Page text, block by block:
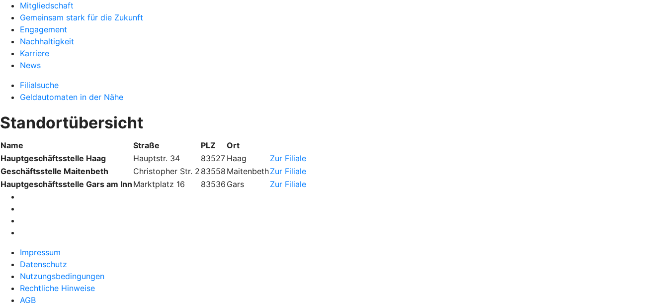
Mitgliedschaft
Gemeinsam stark für die Zukunft
Engagement
Nachhaltigkeit
Karriere
News
Filialsuche
Geldautomaten in der Nähe
Standortübersicht
Name Straße PLZ
Ort
Hauptgeschäftsstelle Haag
Hauptstr. 34 83527 Haag
Zur Filiale
Geschäftsstelle Maitenbeth
Christopher Str. 2 83558 MaitenbethZur Filiale
Hauptgeschäftsstelle Gars am Inn Marktplatz 16 83536 Gars Zur Filiale
Impressum
Datenschutz
Nutzungsbedingungen
Rechtliche Hinweise
AGB